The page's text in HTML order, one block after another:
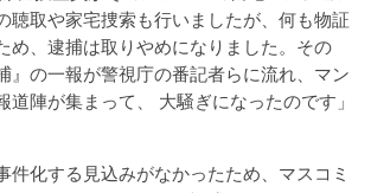
聴取や家宅捜索も行いましたが、何も物証
め、逮捕は取りやめになりました。その
』の一報が警視庁の番記者らに流れ、マン
道陣が集まって、 大騒ぎになったのです」
化する見込みがなかったため、マスコミ